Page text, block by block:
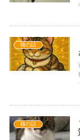
猫の話
猫の話